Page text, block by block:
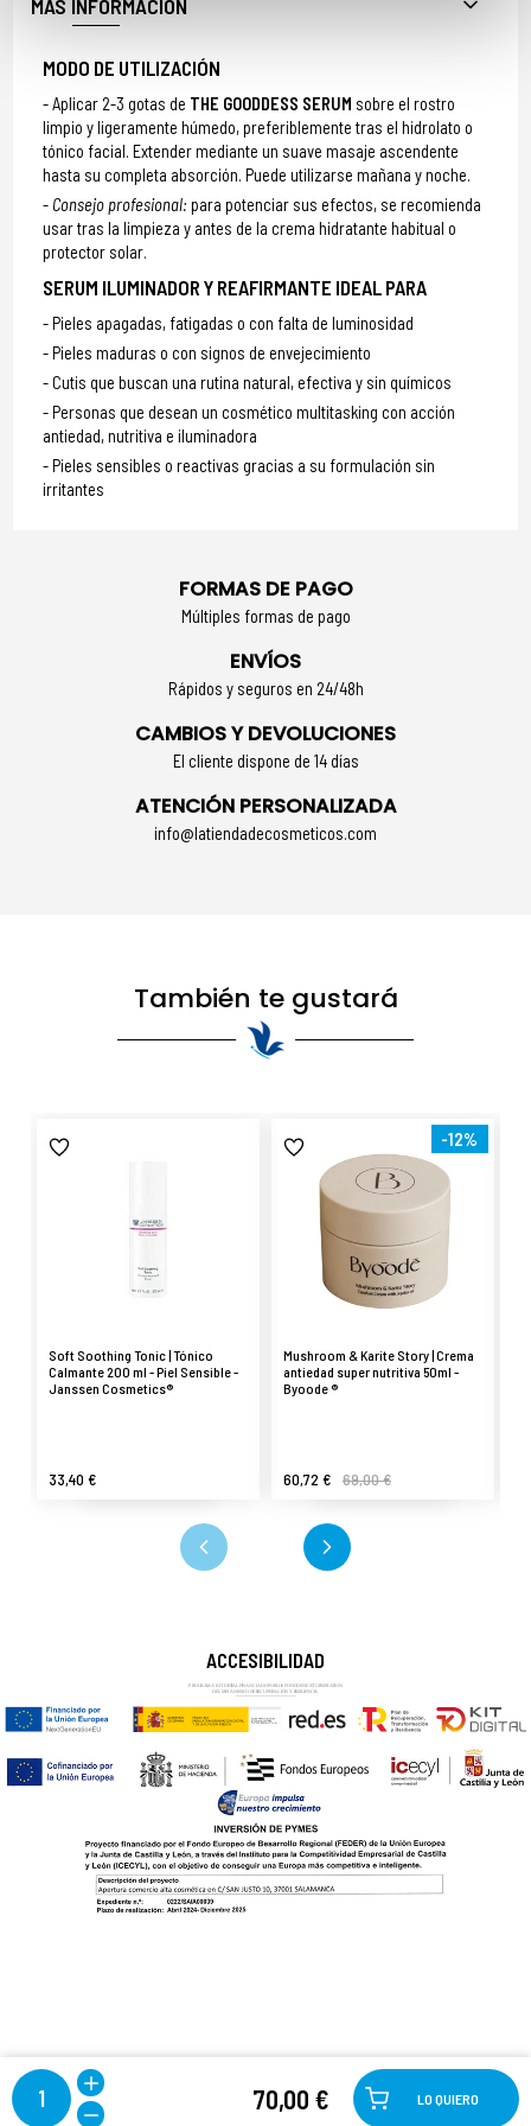
70,00 €
1 LO QUIERO
MÁS INFORMACIÓN
MODO DE UTILIZACIÓN
Aplicar 2-3 gotas de THE GOODDESS SERUM sobre el rostro
limpio y ligeramente húmedo, preferiblemente tras el hidrolato o
tónico facial. Extender mediante un suave masaje ascendente
hasta su completa absorción. Puede utilizarse mañana y noche.
Consejo profesional: para potenciar sus efectos, se recomienda
usar tras la limpieza y antes de la crema hidratante habitual o
protector solar.
SERUM ILUMINADOR Y REAFIRMANTE IDEAL PARA
Pieles apagadas, fatigadas o con falta de luminosidad
Pieles maduras o con signos de envejecimiento
Cutis que buscan una rutina natural, efectiva y sin químicos
Personas que desean un cosmético multitasking con acción
antiedad, nutritiva e iluminadora
Pieles sensibles o reactivas gracias a su formulación sin
irritantes
FORMAS DE PAGO
Múltiples formas de pago
ENVÍOS
Rápidos y seguros en 24/48h
CAMBIOS Y DEVOLUCIONES
El cliente dispone de 14 días
ATENCIÓN PERSONALIZADA
info@latiendadecosmeticos.com
También te gustará
Soft Soothing Tonic | Tónico
Calmante 200 ml - Piel Sensible -
Janssen Cosmetics®
33,40 €
-12%
Mushroom & Karite Story | Crema
antiedad super nutritiva 50ml -
Byoode ®
60,72 € 69,00 €
ACCESIBILIDAD